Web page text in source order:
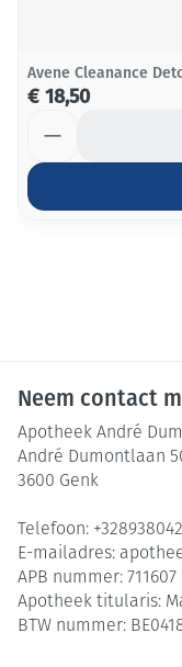
Avene Cleanance
€ 18,50
Neem contact
Apotheek André
André Dumontlaan
3600 Genk
Telefoon:
E-mailadres:
APB nummer: 711607
Apotheek titularis:
BTW nummer: